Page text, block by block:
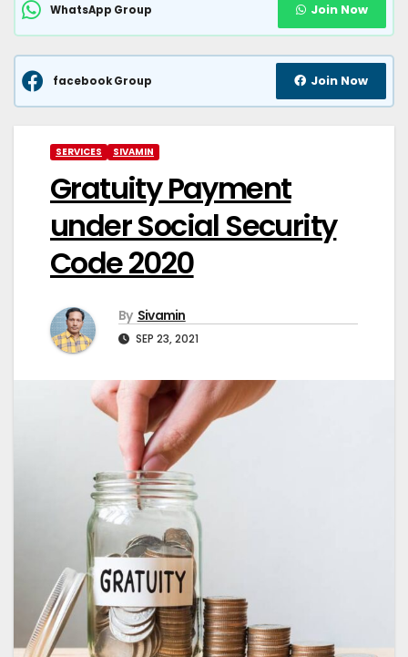
WhatsApp Group Join Now
facebook Group Join Now
SERVICES SIVAMIN
Gratuity Payment
under Social Security
Code 2020
By Sivamin
SEP 23, 2021